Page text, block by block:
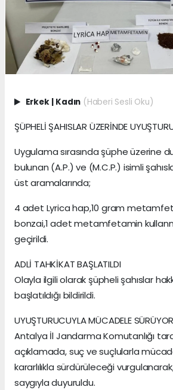
Erkek Kadın (Haberi Sesli Oku)
ŞÜPHELİ ŞAHISLAR ÜZERİNDE
Uygulama sırasında şüphe üzerine
bulunan (A.P.) ve (M.C.P.) isimli
üst aramalarında;
4 adet Lyrica hap,10 gram
bonzai,1 adet metamfetamin
geçirildi.
ADLİ TAHKİKAT BAŞLATILDI
Olayla ilgili olarak şüpheli şahıslar
başlatıldığı bildirildi.
UYUŞTURUCUYLA MÜCADELE SÜRÜYOR
Antalya İl Jandarma Komutanlığı
açıklamada, suç ve suçlularla
kararlılıkla sürdürüleceği
saygıyla duyuruldu.